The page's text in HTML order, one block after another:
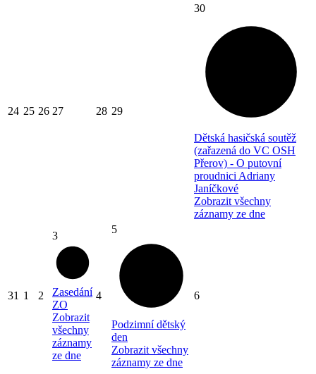
24 25 26 27 28 29
30
Dětská hasičská soutěž
(zařazená do VC OSH
Přerov) - O putovní
proudnici Adriany
Janíčkové
Zobrazit všechny
záznamy ze dne
31 1 2
3
Zasedání
ZO
Zobrazit
všechny
záznamy
ze dne
4
5
Podzimní dětský
den
Zobrazit všechny
záznamy ze dne
6